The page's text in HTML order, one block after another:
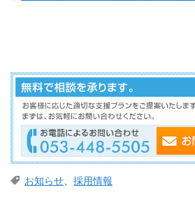
お知らせ、 採用情報